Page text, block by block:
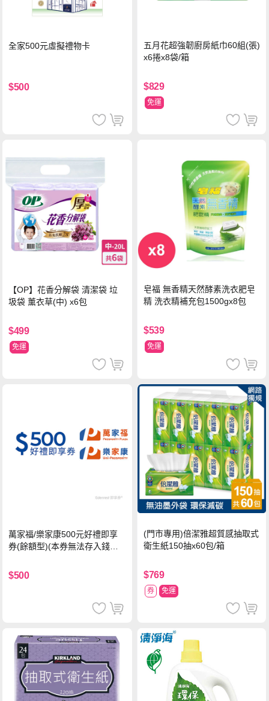
全家500元虛擬禮物卡
$500
五月花超強韌廚房紙巾60組(張)
x6捲x8袋/箱
$829
免運
【OP】花香分解袋 清潔袋 垃
圾袋 薰衣草(中) x6包
$499
免運
皂福 無香精天然酵素洗衣肥皂
精 洗衣精補充包1500gx8包
$539
免運
萬家福/樂家康500元好禮即享
券(餘額型)(本券無法存入錢包
$500
(門市專用)倍潔雅超質感抽取式
衛生紙150抽x60包/箱
$769
券 免運